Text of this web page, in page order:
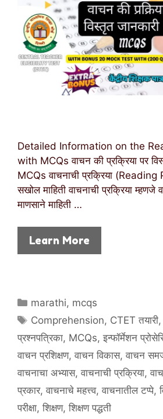
Detailed Information on the
with MCQs वाचन की प्रक्रिया पर
MCQs वाचनाची प्रक्रिया
सखोल माहिती वाचनाची प्रक्रिया म्हणजे
माणसाने माहिती …
Learn More
C
a
e
g
o
r
i
marathi, mcqs
T
a
s
Comprehension, CTET तयारी,
प्रश्नपत्रिका, MCQs, इन्फॉर्मेशन
वाचन प्रशिक्षण, वाचन विकास, वाचन
वाचनाचा अभ्यास, वाचनाची प्रक्रिया,
प्रकार, वाचनाचे महत्त्व, वाचनातील टप्पे,
परीक्षा, शिक्षण, शिक्षण पद्धती